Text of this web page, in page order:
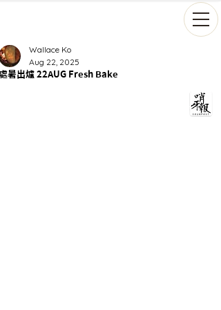
暑出爐 22AUG Fresh Bake
Wallace Ko
Aug 22, 2025